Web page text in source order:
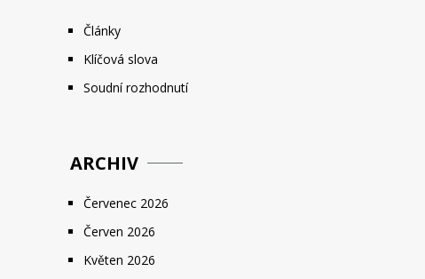
Články
Klíčová slova
Soudní rozhodnutí
ARCHIV
Červenec 2026
Červen 2026
Květen 2026